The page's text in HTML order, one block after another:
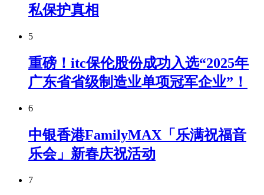
私保护真相
5
重磅！itc保伦股份成功入选“2025年
广东省省级制造业单项冠军企业”！
6
中银香港FamilyMAX「乐满祝福音
乐会」新春庆祝活动
7